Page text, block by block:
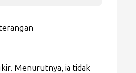
Menurutnya, ia tidak